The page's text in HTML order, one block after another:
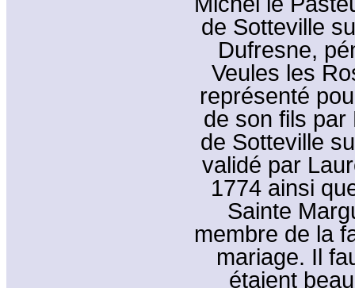
de Sotteville
Dufresne,
Veules les
représenté
de son fils par
de Sotteville
validé par
1774 ainsi
Sainte
membre de la
mariage. Il
étaient